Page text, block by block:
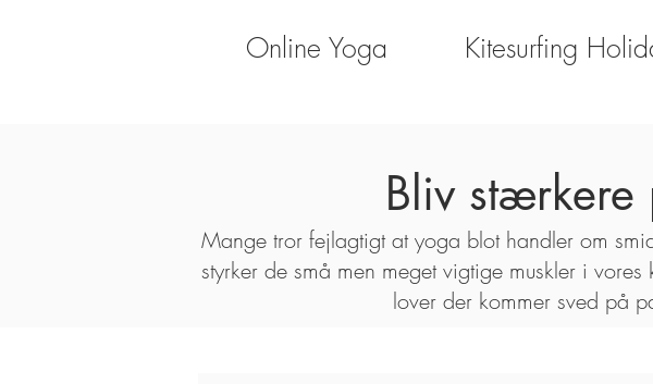
Online Yoga Kitesurfing
Bliv
Mange tror fejlagtigt at yoga blot handler om
styrker de små men meget vigtige muskler i
lover der kommer sved på